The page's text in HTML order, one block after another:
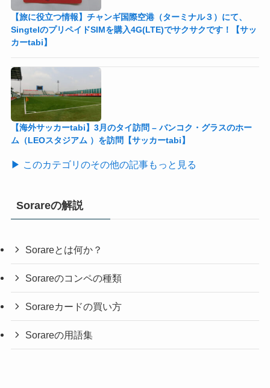
【旅に役立つ情報】チャンギ国際空港（ターミナル３）にて、
SingtelのプリペイドSIMを購入4G(LTE)でサクサクです！【サッ
カーtabi】
【海外サッカーtabi】3月のタイ訪問 – バンコク・グラスのホー
ム（LEOスタジアム ）を訪問【サッカーtabi】
▶ このカテゴリのその他の記事もっと見る
Sorareの解説
Sorareとは何か？
Sorareのコンペの種類
Sorareカードの買い方
Sorareの用語集